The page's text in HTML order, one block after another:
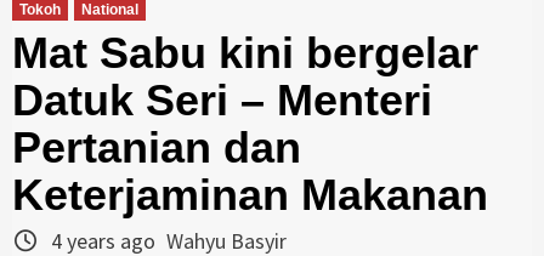
Tokoh National
Mat Sabu kini bergelar
Datuk Seri – Menteri
Pertanian dan
Keterjaminan Makanan
4 years ago Wahyu Basyir